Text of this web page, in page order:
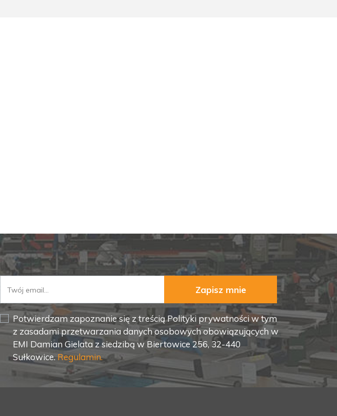
Zapisz mnie
Potwierdzam zapoznanie się z treścią Polityki prywatności w tym
z zasadami przetwarzania danych osobowych obowiązujących w
EMI Damian Gielata z siedzibą w Biertowice 256, 32-440
Sułkowice.Regulamin.